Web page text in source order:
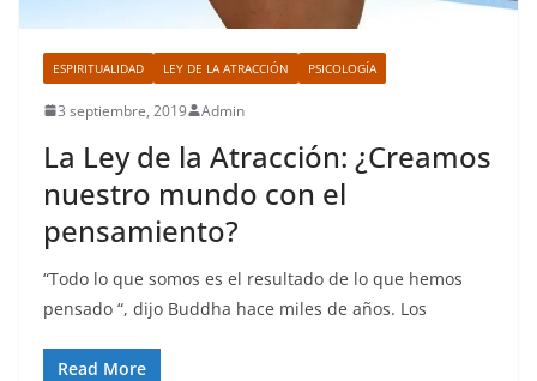
ESPIRITUALIDAD LEY DE LA ATRACCIÓN PSICOLOGÍA
3 septiembre, 2019 Admin
La Ley de la Atracción: ¿Creamos
nuestro mundo con el
pensamiento?
“Todo lo que somos es el resultado de lo que hemos
pensado “, dijo Buddha hace miles de años. Los
Read More